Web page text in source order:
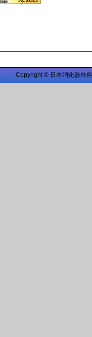
Copyright © 日本消化器外